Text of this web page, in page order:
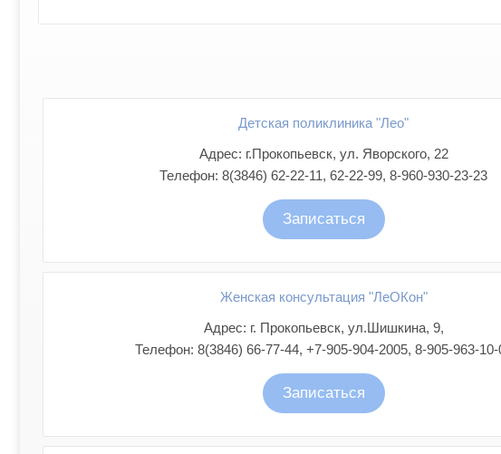
Детская поликлиника "Лео"
Адрес: г.Прокопьевск, ул. Яворского, 22
Телефон: 8(3846) 62-22-11, 62-22-99, 8-960-930-23-23
Записаться
Женская консультация "ЛеОКон"
Адрес: г. Прокопьевск, ул.Шишкина, 9,
Телефон: 8(3846) 66-77-44, +7-905-904-2005, 8-905-963-10-
Записаться